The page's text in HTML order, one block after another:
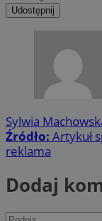
Udostępnij
Sylwia
Źródło: Artykuł
reklama
Dodaj